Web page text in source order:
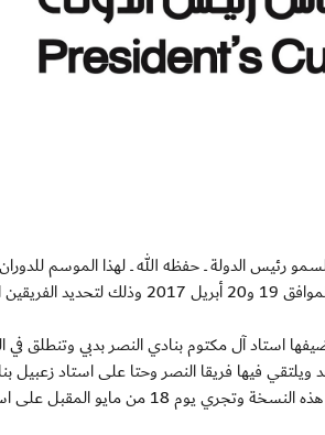
كأس صاحب السمو رئيس الدولة ــ حفظه الله ــ لهذا
النهائية.
ويلتقي فيها فريقا النصر وحتا على استاد زعبيل
على استاد مدينة زايد الرياضية.